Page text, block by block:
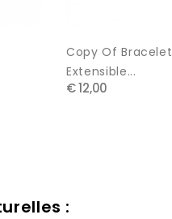
Copy Of Bracelet
Extensible...
€ 12,00
: